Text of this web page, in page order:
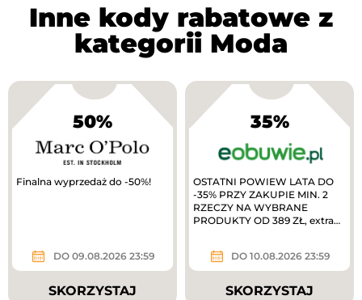
Inne kody rabatowe z
kategorii Moda
50%
Finalna wyprzedaż do -50%!
DO 09.08.2026 23:59
SKORZYSTAJ
35%
OSTATNI POWIEW LATA DO
-35% PRZY ZAKUPIE MIN. 2
RZECZY NA WYBRANE
PRODUKTY OD 389 ZŁ, extra
DO 10.08.2026 23:59
SKORZYSTAJ